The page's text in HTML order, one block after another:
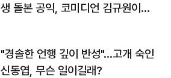
생 돌본 공익, 코미디언 김규원이었
"경솔한 언행 깊이 반성"…고개 숙인
신동엽, 무슨 일이길래?